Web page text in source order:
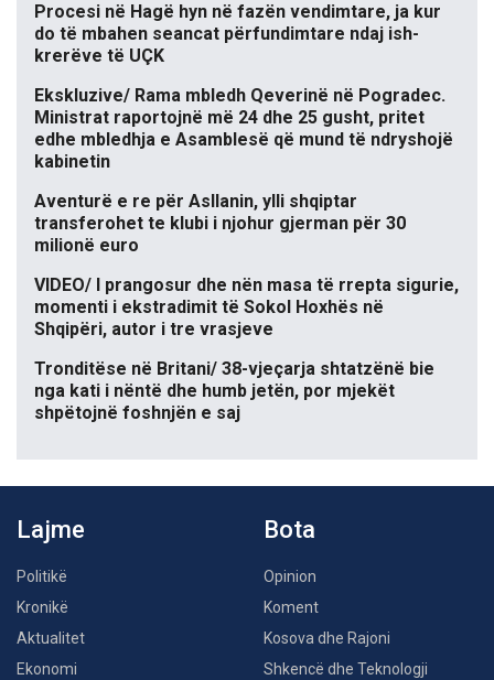
Procesi në Hagë hyn në fazën vendimtare, ja kur
do të mbahen seancat përfundimtare ndaj ish-
krerëve të UÇK
Ekskluzive/ Rama mbledh Qeverinë në Pogradec.
Ministrat raportojnë më 24 dhe 25 gusht, pritet
edhe mbledhja e Asamblesë që mund të ndryshojë
kabinetin
Aventurë e re për Asllanin, ylli shqiptar
transferohet te klubi i njohur gjerman për 30
milionë euro
VIDEO/ I prangosur dhe nën masa të rrepta sigurie,
momenti i ekstradimit të Sokol Hoxhës në
Shqipëri, autor i tre vrasjeve
Tronditëse në Britani/ 38-vjeçarja shtatzënë bie
nga kati i nëntë dhe humb jetën, por mjekët
shpëtojnë foshnjën e saj
Lajme
Politikë
Kronikë
Aktualitet
Ekonomi
Bota
Opinion
Koment
Kosova dhe Rajoni
Shkencë dhe Teknologji